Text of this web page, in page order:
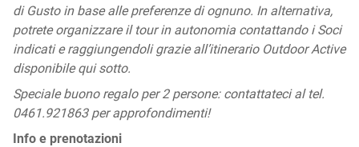
di Gusto in base alle preferenze di ognuno. In alternativa,
potrete organizzare il tour in autonomia contattando i Soci
indicati e raggiungendoli grazie all’itinerario Outdoor Active
disponibile qui sotto.
Speciale buono regalo per 2 persone: contattateci al tel.
0461.921863 per approfondimenti!
Info e prenotazioni